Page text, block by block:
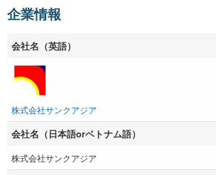
企業情報
会社名（英語）
株式会社サンクアジア
会社名（日本語orベトナム語）
株式会社サンクアジア